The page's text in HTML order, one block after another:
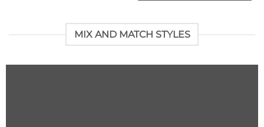
MIX AND MATCH STYLES